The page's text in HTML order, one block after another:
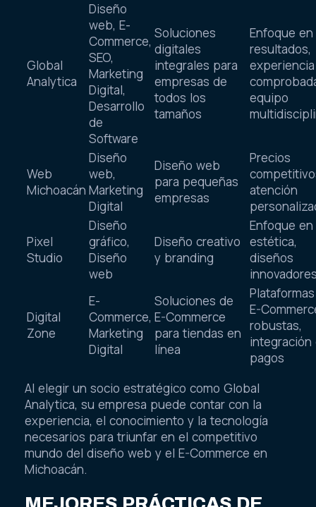
Global
Analytica
Diseño
web, E-
Commerce,
SEO,
Marketing
Digital,
Desarrollo
de
Software
Soluciones
digitales
integrales para
empresas de
todos los
tamaños
Enfoque en
resultados,
experiencia
equipo
Web
Michoacán
Diseño
web,
Marketing
Digital
Diseño web
para pequeñas
empresas
Precios
atención
Pixel
Studio
Diseño
gráfico,
Diseño
web
Diseño creativo
y branding
Enfoque en
estética,
diseños
Digital
Zone
E-
Commerce,
Marketing
Digital
Soluciones de
E-Commerce
para tiendas en
línea
E-
robustas,
integración
pagos
Al elegir un socio estratégico como Global
Analytica, su empresa puede contar con la
experiencia, el conocimiento y la tecnología
necesarios para triunfar en el competitivo
mundo del diseño web y el E-Commerce en
Michoacán.